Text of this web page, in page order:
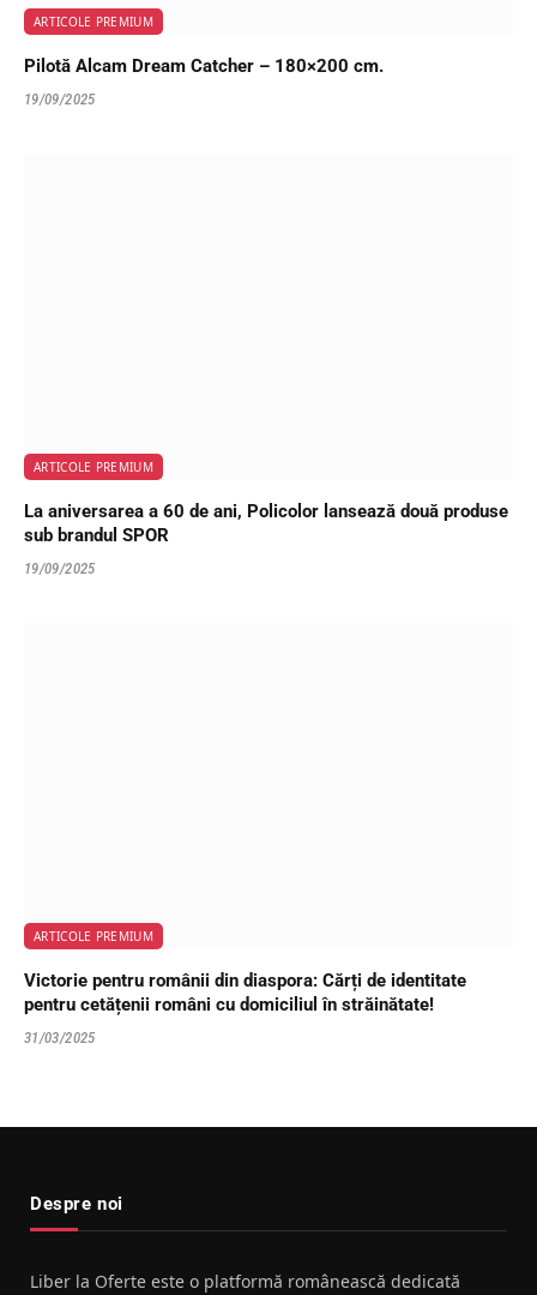
ARTICOLE PREMIUM
Pilotă Alcam Dream Catcher – 180×200 cm.
19/09/2025
ARTICOLE PREMIUM
La aniversarea a 60 de ani, Policolor lansează două produse
sub brandul SPOR
19/09/2025
ARTICOLE PREMIUM
Victorie pentru românii din diaspora: Cărți de identitate
pentru cetățenii români cu domiciliul în străinătate!
31/03/2025
Despre noi
Liber la Oferte este o platformă românească dedicată